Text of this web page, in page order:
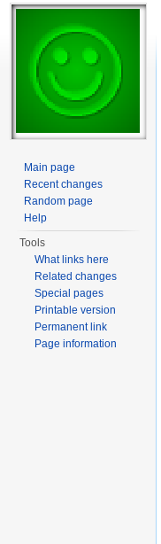
Main page
Recent changes
Random page
Help
Tools
What links here
Related changes
Special pages
Printable version
Permanent link
Page information